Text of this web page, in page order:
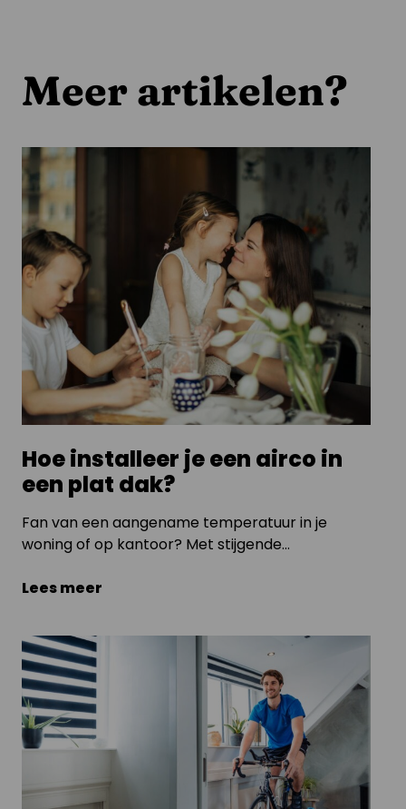
Meer artikelen?
Hoe installeer je een airco in
een plat dak?
Fan van een aangename temperatuur in je
woning of op kantoor? Met stijgende
airconditioningssysteem steeds belangrijker.
mogelijk. In deze blog leggen we stap voor stap
uit hoe dit werkt en waar je rekening mee moet
houden.
Lees meer